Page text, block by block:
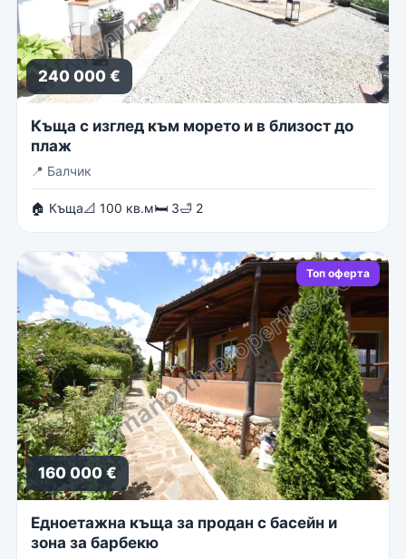
240 000 €
Къща с изглед към морето и в близост до
плаж
📍 Балчик
🏠 Къща📐 100 кв.м🛏 3🛁 2
Топ оферта
160 000 €
Едноетажна къща за продан с басейн и
зона за барбекю